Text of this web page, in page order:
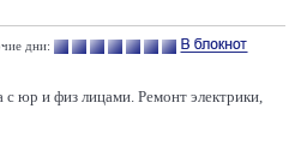
дни:
с юр и физ лицами. Ремонт электрики,